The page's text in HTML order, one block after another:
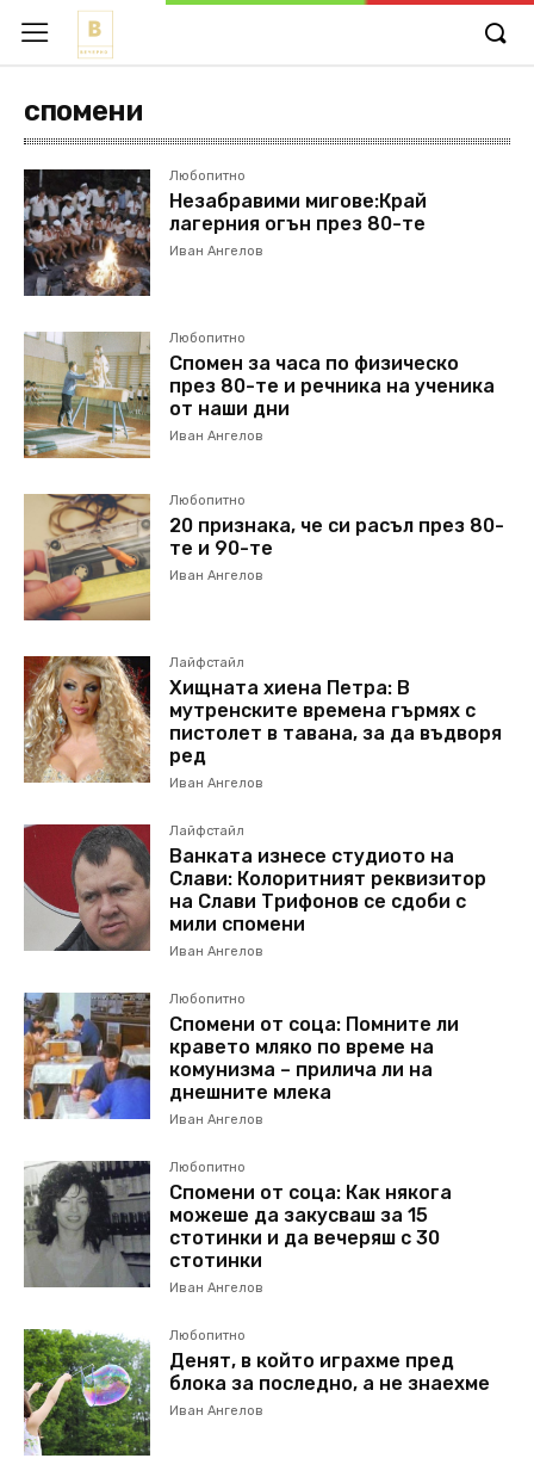
спомени
Любопитно
Незабравими мигове:Край
лагерния огън през 80-те
Иван Ангелов
Любопитно
Спомен за часа по физическо
през 80-те и речника на ученика
от наши дни
Иван Ангелов
Любопитно
20 признака, че си расъл през 80-
те и 90-те
Иван Ангелов
Лайфстайл
Хищната хиена Петра: В
мутренските времена гърмях с
пистолет в тавана, за да въдворя
ред
Иван Ангелов
Лайфстайл
Ванката изнесе студиото на
Слави: Колоритният реквизитор
на Слави Трифонов се сдоби с
мили спомени
Иван Ангелов
Любопитно
Спомени от соца: Помните ли
кравето мляко по време на
комунизма – прилича ли на
днешните млека
Иван Ангелов
Любопитно
Спомени от соца: Как някога
можеше да закусваш за 15
стотинки и да вечеряш с 30
стотинки
Иван Ангелов
Любопитно
Денят, в който играхме пред
блока за последно, а не знаехме
Иван Ангелов